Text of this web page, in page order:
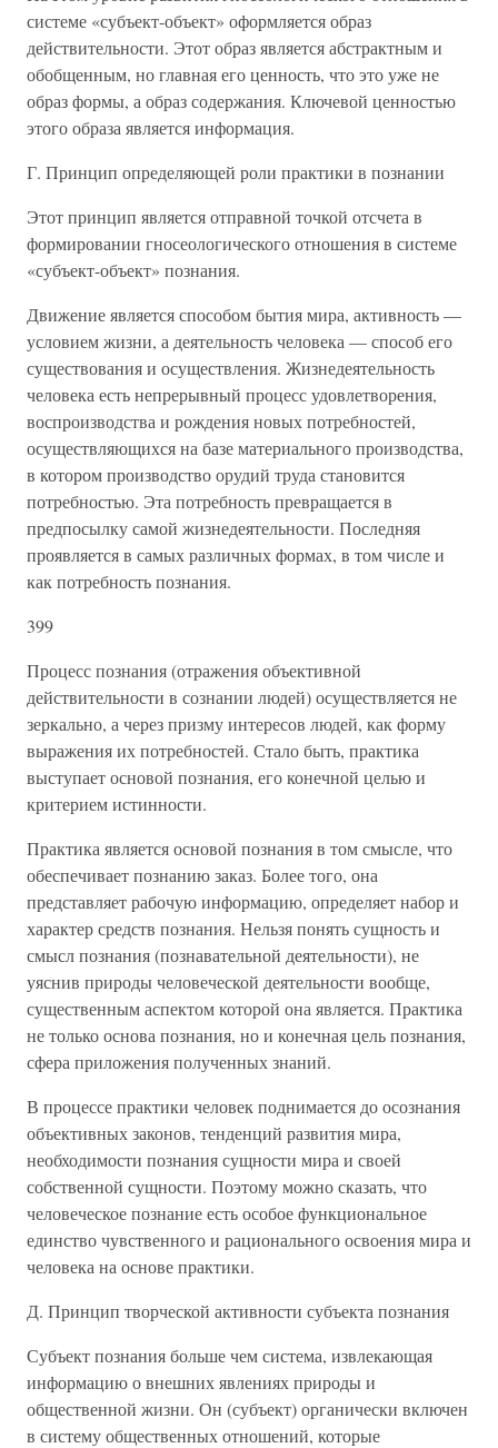
системе «субъект-объект» оформляется образ
действительности. Этот образ является абстрактным и
обобщенным, но главная его ценность, что это уже не
образ формы, а образ содержания. Ключевой ценностью
этого образа является информация.
Г. Принцип определяющей роли практики в познании
Этот принцип является отправной точкой отсчета в
формировании гносеологического отношения в системе
«субъект-объект» познания.
Движение является способом бытия мира, активность —
условием жизни, а деятельность человека — способ его
существования и осуществления. Жизнедеятельность
человека есть непрерывный процесс удовлетворения,
воспроизводства и рождения новых потребностей,
осуществляющихся на базе материального производства,
в котором производство орудий труда становится
потребностью. Эта потребность превращается в
предпосылку самой жизнедеятельности. Последняя
проявляется в самых различных формах, в том числе и
как потребность познания.
399
Процесс познания (отражения объективной
действительности в сознании людей) осуществляется не
зеркально, а через призму интересов людей, как форму
выражения их потребностей. Стало быть, практика
выступает основой познания, его конечной целью и
критерием истинности.
Практика является основой познания в том смысле, что
обеспечивает познанию заказ. Более того, она
представляет рабочую информацию, определяет набор и
характер средств познания. Нельзя понять сущность и
смысл познания (познавательной деятельности), не
уяснив природы человеческой деятельности вообще,
существенным аспектом которой она является. Практика
не только основа познания, но и конечная цель познания,
сфера приложения полученных знаний.
В процессе практики человек поднимается до осознания
объективных законов, тенденций развития мира,
необходимости познания сущности мира и своей
собственной сущности. Поэтому можно сказать, что
человеческое познание есть особое функциональное
единство чувственного и рационального освоения мира и
человека на основе практики.
Д. Принцип творческой активности субъекта познания
Субъект познания больше чем система, извлекающая
информацию о внешних явлениях природы и
общественной жизни. Он (субъект) органически включен
в систему общественных отношений, которые